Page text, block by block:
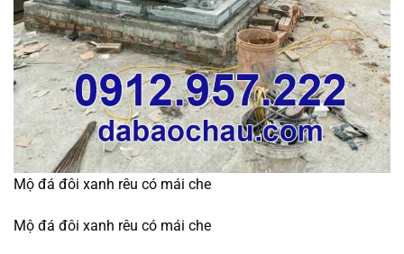
Mộ đá đôi xanh rêu có mái che
Mộ đá đôi xanh rêu có mái che